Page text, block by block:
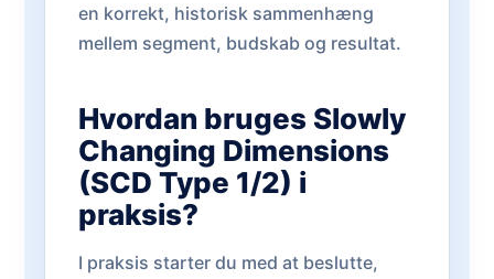
en korrekt, historisk sammenhæng
mellem segment, budskab og resultat.
Hvordan bruges Slowly
Changing Dimensions
(SCD Type 1/2) i
praksis?
I praksis starter du med at beslutte,